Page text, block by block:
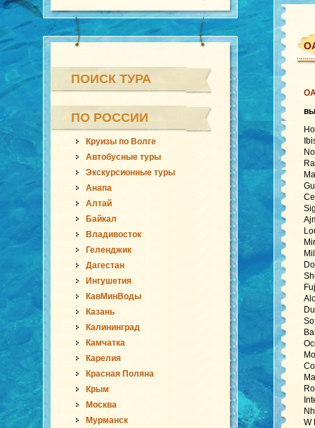
ПОИСК ТУРА
ПО РОССИИ
Круизы по Волге
Автобусные туры
Экскурсионные туры
Анапа
Алтай
Байкал
Владивосток
Геленджик
Дагестан
Ингушетия
КавМинВоды
Казань
Калининград
Камчатка
Карелия
Красная Поляна
Крым
Москва
Мурманск
W